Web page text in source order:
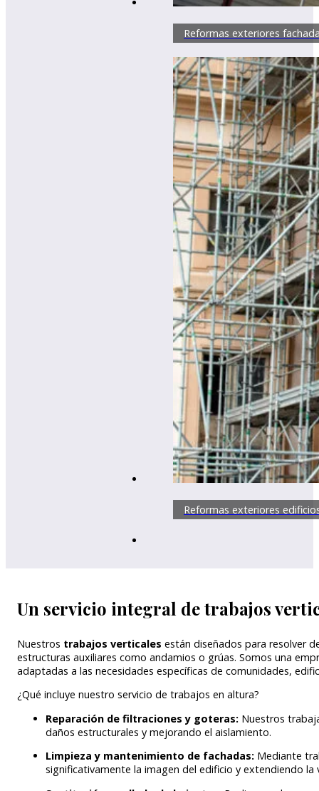
Reformas exteriores
Reformas exteriores
Un servicio integral de trabajos
Nuestros trabajos verticales están diseñados para resolver
estructuras auxiliares como andamios o grúas. Somos una
adaptadas a las necesidades específicas de comunidades,
¿Qué incluye nuestro servicio de trabajos en altura?
Reparación de filtraciones y goteras: Nuestros
daños estructurales y mejorando el aislamiento.
Limpieza y mantenimiento de fachadas: Mediante
significativamente la imagen del edificio y extendiendo la